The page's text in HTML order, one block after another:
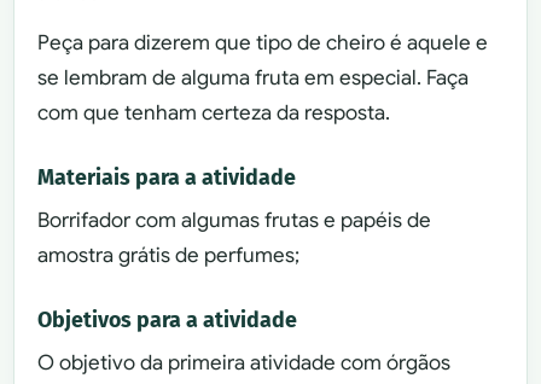
Peça para dizerem que tipo de cheiro é aquele e
se lembram de alguma fruta em especial. Faça
com que tenham certeza da resposta.
Materiais para a atividade
Borrifador com algumas frutas e papéis de
amostra grátis de perfumes;
Objetivos para a atividade
O objetivo da primeira atividade com órgãos